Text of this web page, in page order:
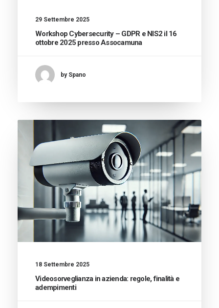
29 Settembre 2025
Workshop Cybersecurity – GDPR e NIS2 il 16
ottobre 2025 presso Assocamuna
by Spano
18 Settembre 2025
Videosorveglianza in azienda: regole, finalità e
adempimenti